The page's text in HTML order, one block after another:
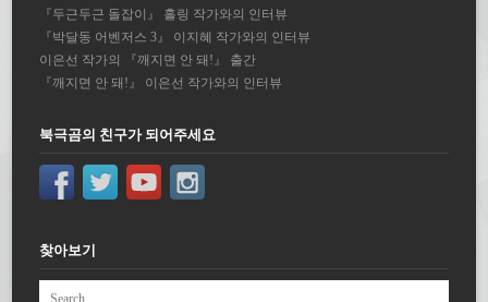
『두근두근 돌잡이』 홀링 작가와의 인터뷰
『박달동 어벤저스 3』 이지혜 작가와의 인터뷰
이은선 작가의 『깨지면 안 돼!』 출간
『깨지면 안 돼!』 이은선 작가와의 인터뷰
북극곰의 친구가 되어주세요
찾아보기